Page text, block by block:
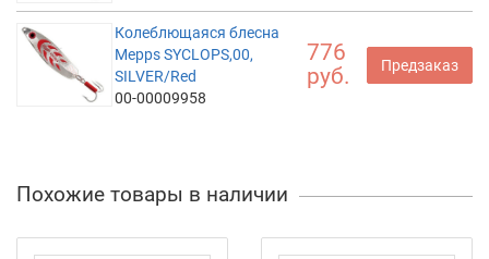
Колеблющаяся блесна
Mepps SYCLOPS,00,
SILVER/Red
00-00009958
776
руб.
Предзаказ
Похожие товары в наличии